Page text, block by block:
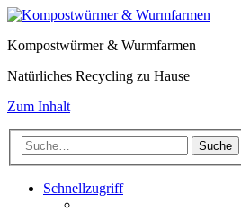
Kompostwürmer & Wurmfarmen
Natürliches Recycling zu Hause
Zum Inhalt
Suche
Schnellzugriff